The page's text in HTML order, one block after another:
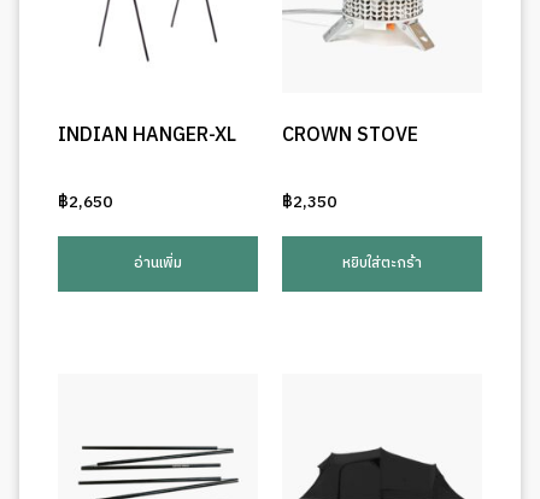
INDIAN HANGER-XL
฿2,650
อ่านเพิ่ม
CROWN STOVE
฿2,350
หยิบใส่ตะกร้า